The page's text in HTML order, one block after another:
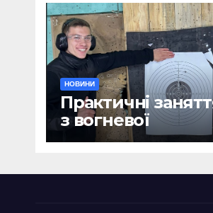
НОВИНИ
Практичні
з вогневої
підготовки